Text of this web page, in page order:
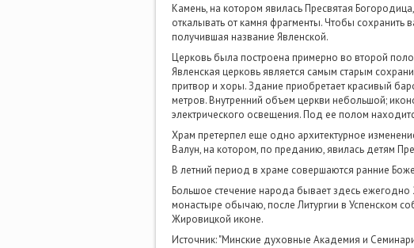
Камень, на котором явилась Пресвятая
откалывать от камня фрагменты. Чтобы сохранить
получившая название Явленской.
Церковь была построена примерно во второй
Явленская церковь является самым старым
притвор и хоры. Здание приобретает красивый
метров. Внутренний объем церкви небольшой;
электрического освещения. Под ее полом
Храм претерпел еще одно архитектурное
Валун, на котором, по преданию, явилась детям
В летний период в храме совершаются ранние
Большое стечение народа бывает здесь
монастыре обычаю, после Литургии в Успенском
Жировицкой иконе.
Источник: "Минские духовные Академия и